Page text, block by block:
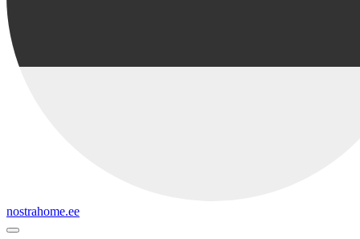
nostrahome.ee